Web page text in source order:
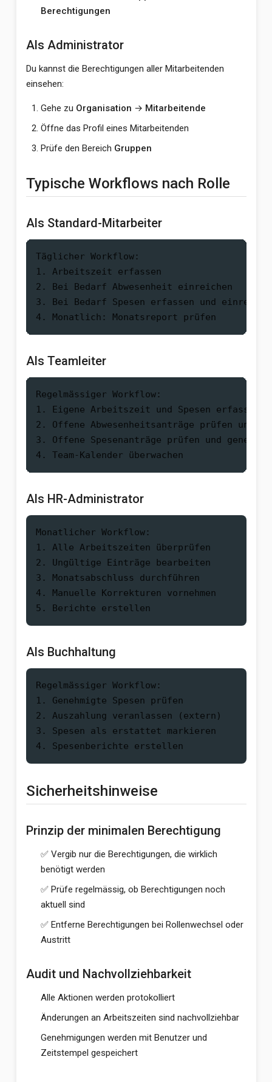
Berechtigungen
Als Administrator
Du kannst die Berechtigungen aller Mitarbeitenden
einsehen:
Gehe zu Organisation → Mitarbeitende
Öffne das Profil eines Mitarbeitenden
Prüfe den Bereich Gruppen
Typische Workflows nach Rolle
Als Standard-Mitarbeiter
Täglicher Workflow:
1. Arbeitszeit erfassen
2. Bei Bedarf Abwesenheit einreichen
3. Bei Bedarf Spesen erfassen und
Als Teamleiter
Regelmässiger Workflow:
1. Eigene Arbeitszeit und Spesen erfassen
2. Offene Abwesenheitsanträge prüfen und
3. Offene Spesenanträge prüfen und
Als HR-Administrator
Monatlicher Workflow:
1. Alle Arbeitszeiten überprüfen
2. Ungültige Einträge bearbeiten
3. Monatsabschluss durchführen
4. Manuelle Korrekturen vornehmen
Als Buchhaltung
Regelmässiger Workflow:
1. Genehmigte Spesen prüfen
2. Auszahlung veranlassen (extern)
3. Spesen als erstattet markieren
Sicherheitshinweise
Prinzip der minimalen Berechtigung
✅ Vergib nur die Berechtigungen, die wirklich
benötigt werden
✅ Prüfe regelmässig, ob Berechtigungen noch
aktuell sind
✅ Entferne Berechtigungen bei Rollenwechsel oder
Austritt
Audit und Nachvollziehbarkeit
Alle Aktionen werden protokolliert
Änderungen an Arbeitszeiten sind nachvollziehbar
Genehmigungen werden mit Benutzer und
Zeitstempel gespeichert